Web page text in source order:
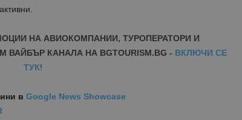
НА АВИОКОМПАНИИ, ТУРОПЕРАТОРИ И
КАНАЛА НА BGTOURISM.BG - ВКЛЮЧИ СЕ
ТУК!
в Google News Showcase